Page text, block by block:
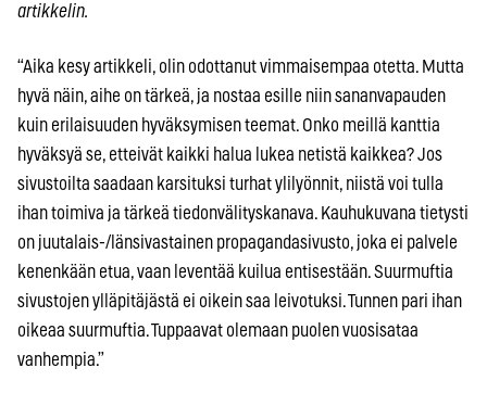
artikkelin.
“Aika kesy artikkeli, olin odottanut vimmaisempaa otetta. Mutta
hyvä näin, aihe on tärkeä, ja nostaa esille niin sananvapauden
kuin erilaisuuden hyväksymisen teemat. Onko meillä kanttia
hyväksyä se, etteivät kaikki halua lukea netistä kaikkea? Jos
sivustoilta saadaan karsituksi turhat ylilyönnit, niistä voi tulla
ihan toimiva ja tärkeä tiedonvälityskanava. Kauhukuvana tietysti
on juutalais-/länsivastainen propagandasivusto, joka ei palvele
kenenkään etua, vaan leventää kuilua entisestään. Suurmuftia
sivustojen ylläpitäjästä ei oikein saa leivotuksi. Tunnen pari ihan
oikeaa suurmuftia. Tuppaavat olemaan puolen vuosisataa
vanhempia.”